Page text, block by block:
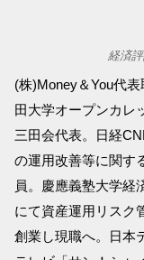
経済
(株)Money＆You代
田大学オープンカレ
三田会代表。日経
の運用改善等に関す
員。慶應義塾大学経
にて資産運用リスク
創業し現職へ。日本